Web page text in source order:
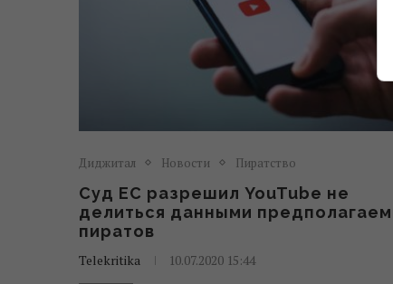
Диджитал Новости Пиратство
Суд EC разрешил YouTube не
делиться данными
пиратов
Telekritika 10.07.2020 15:44